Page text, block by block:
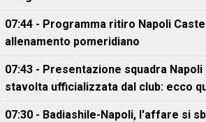
07:44 - Programma ritiro Napoli
allenamento pomeridiano
07:43 - Presentazione squadra
stavolta ufficializzata dal club: ecco
07:30 - Badiashile-Napoli, l'affare si